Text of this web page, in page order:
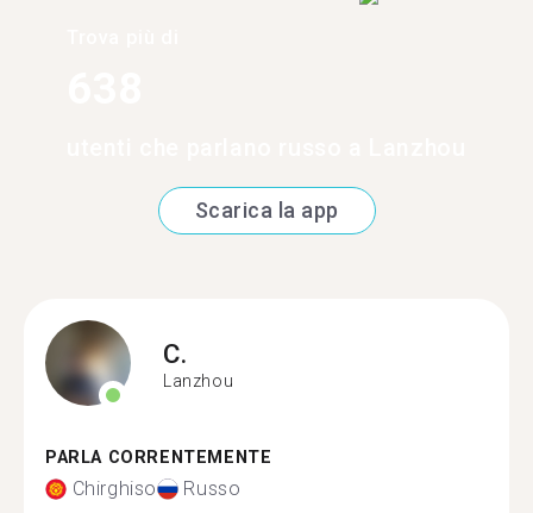
Scarica la app
C.
Lanzhou
PARLA CORRENTEMENTE
Chirghiso Russo